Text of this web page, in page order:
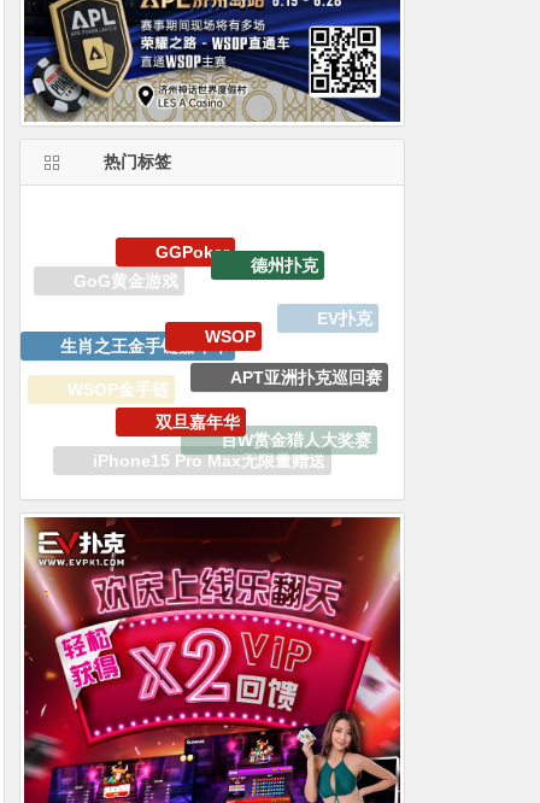
热门标签
WSOP金戒指夏季巡回赛
传奇扑克
WSOP金手链
生肖之王金手链嘉年华
WSOP
百W赏金猎人大奖赛
iPhone15 Pro Max无限量赠送
双旦嘉年华